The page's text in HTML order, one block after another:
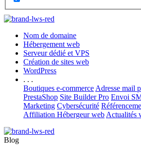
Nom de domaine
Hébergement web
Serveur dédié et VPS
Création de sites web
WordPress
. . .
Boutiques e-commerce Adresse mail
PrestaShop Site Builder Pro Envoi
Marketing Cybersécurité
Affiliation Hébergeur web Actualités
Blog